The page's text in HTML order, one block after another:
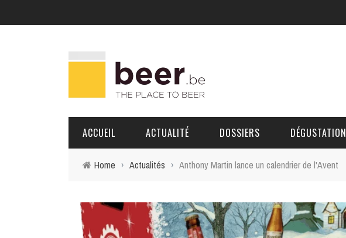
ACCUEIL ACTUALITÉ DOSSIERS
PORTRAITS
DÉGUSTATION
Home › Actualités › Anthony Martin lance un calendrier de l'Avent